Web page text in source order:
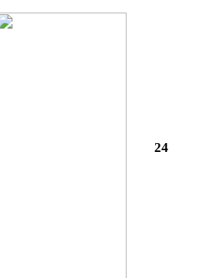
24